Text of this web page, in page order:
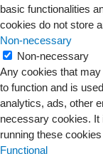
basic functionalities
cookies do not store
Non-necessary
Non-necessary
Any cookies that
to function and is
analytics, ads, other
necessary cookies. It
running these
Functional